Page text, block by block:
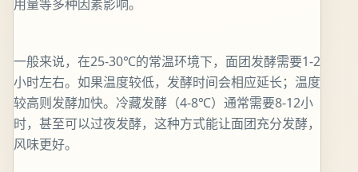
用量等多种因素影响。
一般来说，在25-30℃的常温环境下，面团发酵需要1-2
小时左右。如果温度较低，发酵时间会相应延长；温度
较高则发酵加快。冷藏发酵（4-8℃）通常需要8-12小
时，甚至可以过夜发酵，这种方式能让面团充分发酵，
风味更好。